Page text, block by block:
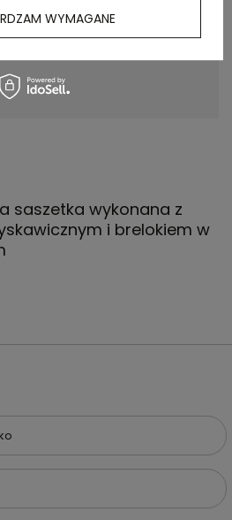
8.450
saszetka wykonana z
i brelokiem w
WYMAGANE